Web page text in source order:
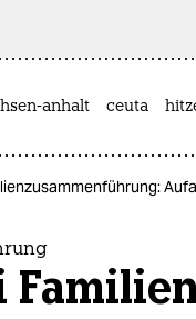
anhalt ceuta